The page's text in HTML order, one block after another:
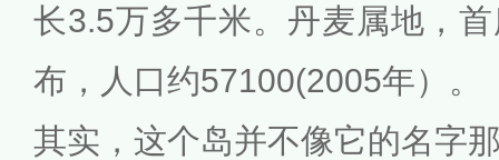
长3.5万多千米。丹麦属地，
布，人口约57100(2005年）。
其实，这个岛并不像它的名字